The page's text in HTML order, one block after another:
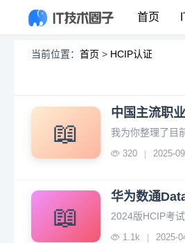
首页
当前位置： 首页 > HCIP认证
📖
中国主流职
320 2025-
📖
华为数通
1.1k 2025-